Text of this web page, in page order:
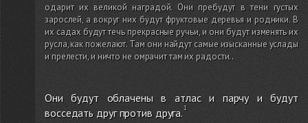
одарит их великой наградой. Они пребудут в тени густых
зарослей, а вокруг них будут фруктовые деревья и родники. В
их садах будут течь прекрасные ручьи, и они будут изменять их
русла, как пожелают. Там они найдут самые изысканные услады
и прелести, и ничто не омрачит там их радости..
Они будут облачены в атлас и парчу и будут
восседать друг против друга.